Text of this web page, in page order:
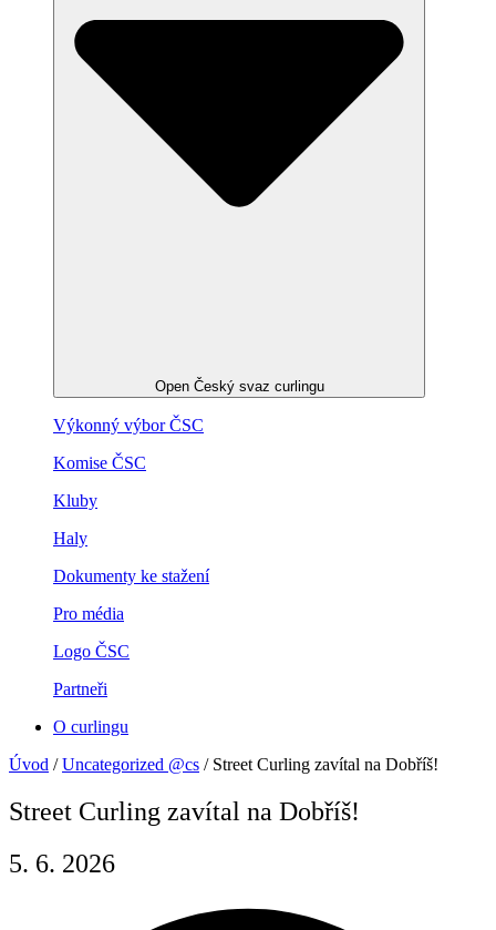
Open Český svaz curlingu
Výkonný výbor ČSC
Komise ČSC
Kluby
Haly
Dokumenty ke stažení
Pro média
Logo ČSC
Partneři
O curlingu
Úvod /Uncategorized @cs / Street Curling zavítal na Dobříš!
Street Curling zavítal na Dobříš!
5. 6. 2026